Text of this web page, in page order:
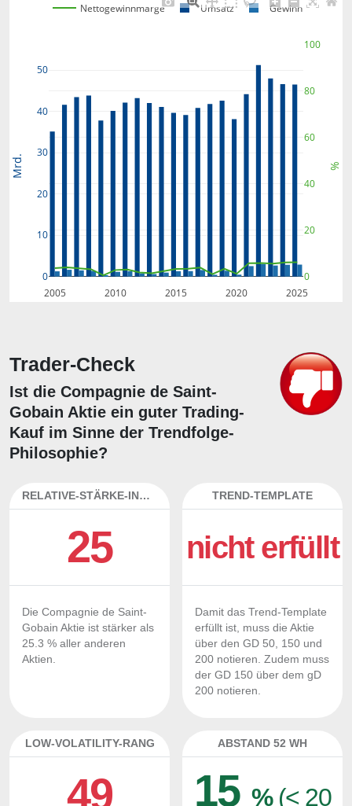
2005 2010 2015 2020 2025
0
10
20
30
40
50
0
20
40
60
80
100
Nettogewinnmarge Umsatz Gewinn
Mrd. %
Trader-Check
Ist die Compagnie de Saint-
Gobain Aktie ein guter Trading-
Kauf im Sinne der Trendfolge-
Philosophie?
RELATIVE-STÄRKE-INDEX
25
Die Compagnie de Saint-
Gobain Aktie ist stärker als
25.3 % aller anderen
Aktien.
TREND-TEMPLATE
nicht erfüllt
Damit das Trend-Template
erfüllt ist, muss die Aktie
über den GD 50, 150 und
200 notieren. Zudem muss
der GD 150 über dem gD
200 notieren.
LOW-VOLATILITY-RANG
49
ABSTAND 52 WH
15% (< 20